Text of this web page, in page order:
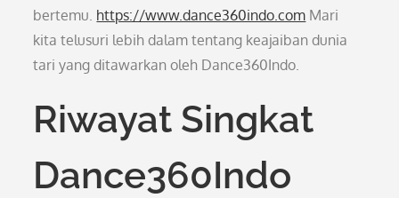
bertemu. https://www.dance360indo.com Mari
kita telusuri lebih dalam tentang keajaiban dunia
tari yang ditawarkan oleh Dance360Indo.
Riwayat Singkat
Dance360Indo